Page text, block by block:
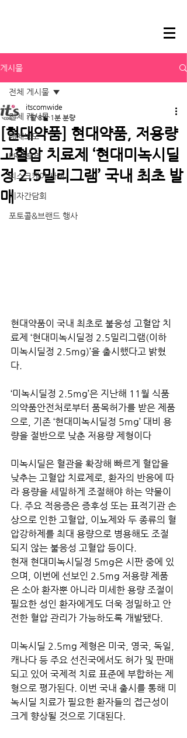
게시물
전체 게시물
매체보도
PR스토리
리스크케어 사례
기자간담회
포토콜&브랜드 행사
전체 게시물
[현대약품] 현대약품, 저용량
고혈압 치료제 ‘현대미녹시딜
정 2.5밀리그램’ 국내 최초 발
매
itscomwide
1월 8일 1분 분량
현대약품이 국내 최초로 불응성 고혈압 치
료제 ‘현대미녹시딜정 2.5밀리그램(이하
미녹시딜정 2.5mg)’을 출시했다고 밝혔
다.
‘미녹시딜정 2.5mg’은 지난해 11월 식품
의약품안전처로부터 품목허가를 받은 제품
으로, 기존 ‘현대미녹시딜정 5mg’ 대비 용
량을 절반으로 낮춘 저용량 제형이다
미녹시딜은 혈관을 확장해 빠르게 혈압을
낮추는 고혈압 치료제로, 환자의 반응에 따
라 용량을 세밀하게 조절해야 하는 약물이
다. 주요 적응증은 증후성 또는 표적기관 손
상으로 인한 고혈압, 이뇨제와 두 종류의 혈
압강하제를 최대 용량으로 병용해도 조절
되지 않는 불응성 고혈압 등이다.
현재 현대미녹시딜정 5mg은 시판 중에 있
으며, 이번에 선보인 2.5mg 저용량 제품
은 소아 환자뿐 아니라 미세한 용량 조절이
필요한 성인 환자에게도 더욱 정밀하고 안
전한 혈압 관리가 가능하도록 개발됐다.
미녹시딜 2.5mg 제형은 미국, 영국, 독일,
캐나다 등 주요 선진국에서도 허가 및 판매
되고 있어 국제적 치료 표준에 부합하는 제
형으로 평가된다. 이번 국내 출시를 통해 미
녹시딜 치료가 필요한 환자들의 접근성이
크게 향상될 것으로 기대된다.